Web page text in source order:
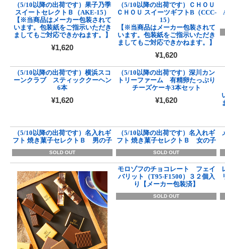
（5/10以降の出荷です）果子乃季
スイートセレクトＢ（AKE-15）
【※当商品はメーカー包装されて
います。包装紙をご指示いただき
ましてもご対応できかねます。】
¥1,620
（5/10以降の出荷です）ＣＨＯＵ
ＣＨＯＵ スイーツギフトB（CCC-
15）
【※当商品はメーカー包装されて
います。包装紙をご指示いただき
ましてもご対応できかねます。】
¥1,620
（5/10以降の出荷です）横浜スコ
ーンクラブ スティッククーヘン
6本
¥1,620
（5/10以降の出荷です）深川カン
トリーファーム 有精卵たっぷり
チーズケーキ3本セット
¥1,620
（5/10以降の出荷です）名入れギ
フト 焼き菓子セレクトＢ 男の子
SOLD OUT
（5/10以降の出荷です）名入れギ
フト 焼き菓子セレクトＢ 女の子
SOLD OUT
モロゾフのチョコレート フェイ
バリット（T95-F1500）３２個入
り【メーカー包装済】
SOLD OUT